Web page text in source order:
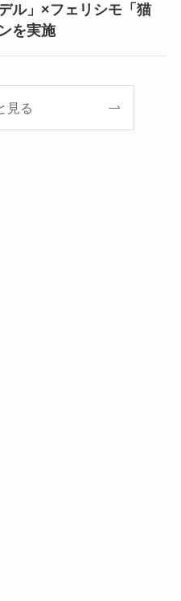
ル」×フェリシモ「猫
を実施
見る